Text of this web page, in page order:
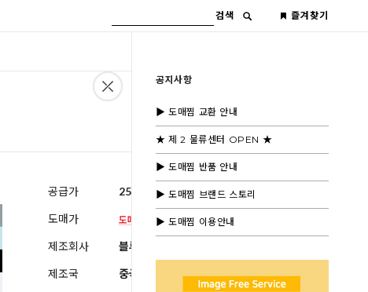
검색 즐겨찾기
공지사항
▶ 도매찜 교환 안내
★ 제 2 물류센터 OPEN ★
▶ 도매찜 반품 안내
▶ 도매찜 브랜드 스토리
▶ 도매찜 이용안내
공급가 25,600원 (부가세별도)
도매가
제조회사 블루모드제휴사
제조국 중국